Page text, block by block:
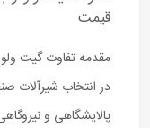
قیمت
مقدمه تفاوت گیت
در انتخاب شیرآلات
پالایشگاهی و